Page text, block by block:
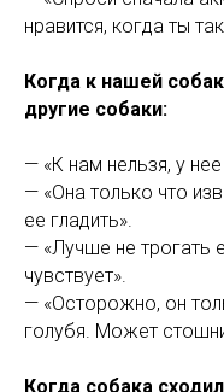
нравится, когда ты
Когда к нашей
другие собаки:
— «К нам нельзя, у
— «Она только что
ее гладить».
— «Лучше не трогать
чувствует».
— «Осторожно, он
голубя. Может
Когда собака